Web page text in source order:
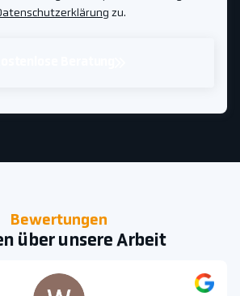
zu.
Bewertungen
über unsere Arbeit